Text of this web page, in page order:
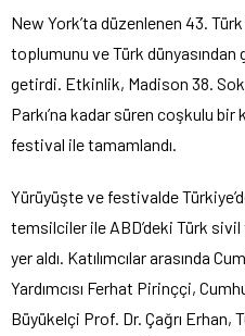
New York’ta düzenlenen 43.
toplumunu ve Türk
getirdi. Etkinlik, Madison 38.
Parkı’na kadar süren coşkulu
festival ile tamamlandı.
Yürüyüşte ve festivalde
temsilciler ile ABD’deki Türk
yer aldı. Katılımcılar arasında
Yardımcısı Ferhat Pirinççi,
Büyükelçi Prof. Dr. Çağrı Erhan,